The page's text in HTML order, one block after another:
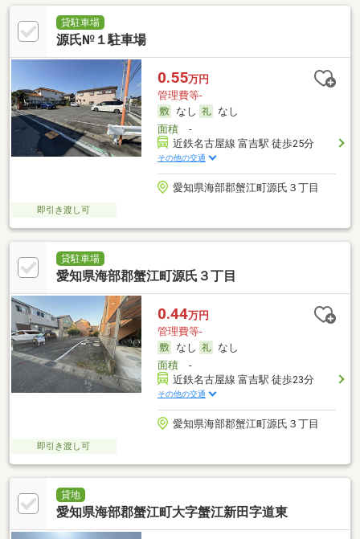
貸駐車場
源氏№１駐車場
0.55万円
管理費等-
なし
なし
面積-
近鉄名古屋線 富吉駅 徒歩25分
その他の交通
愛知県海部郡蟹江町源氏３丁目
即引き渡し可
貸駐車場
愛知県海部郡蟹江町源氏３丁目
0.44万円
管理費等-
なし
なし
面積-
近鉄名古屋線 富吉駅 徒歩23分
その他の交通
愛知県海部郡蟹江町源氏３丁目
即引き渡し可
貸地
愛知県海部郡蟹江町大字蟹江新田字道東